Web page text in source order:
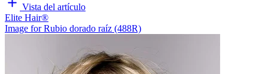
Vista del artículo
Elite Hair®
Image for Rubio dorado raíz (488R)